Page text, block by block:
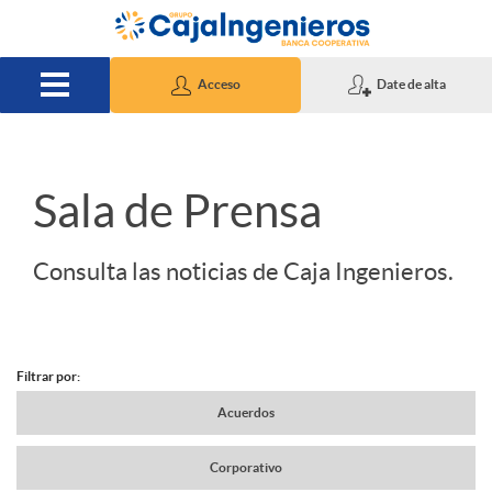
Saltar al contenido principal
Acceso Date de alta
S
Sala de Prensa
Consulta las noticias de Caja Ingenieros.
N
Filtrar por:
Acuerdos
Corporativo